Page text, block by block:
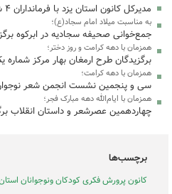
مدیرکل کانون استان یزد با فرمانداران ۴ شهرستان دیدار کرد
به مناسبت میلاد امام سجاد(ع)؛
جمع‌خوانی صحیفه سجادیه در ابرکوه
همزمان با دهه کرامت و روز دختر؛
برگزیدگان طرح ارمغان بهار مرکز
همزمان با دهه کرامت؛
سی و پنجمین نشست انجمن شعر
همزمان با ایام‌الله دهه مبارک فجر؛
چهاردهمین عصرشعر و داستان انقلاب
برچسب‌ها
کانون پرورش فکری کودکان ونوجوانان